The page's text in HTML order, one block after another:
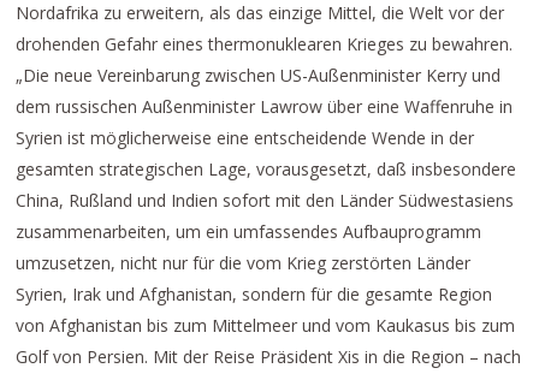
Nordafrika zu erweitern, als das einzige Mittel, die Welt vor der
drohenden Gefahr eines thermonuklearen Krieges zu bewahren.
„Die neue Vereinbarung zwischen US-Außenminister Kerry und
dem russischen Außenminister Lawrow über eine Waffenruhe in
Syrien ist möglicherweise eine entscheidende Wende in der
gesamten strategischen Lage, vorausgesetzt, daß insbesondere
China, Rußland und Indien sofort mit den Länder Südwestasiens
zusammenarbeiten, um ein umfassendes Aufbauprogramm
umzusetzen, nicht nur für die vom Krieg zerstörten Länder
Syrien, Irak und Afghanistan, sondern für die gesamte Region
von Afghanistan bis zum Mittelmeer und vom Kaukasus bis zum
Golf von Persien. Mit der Reise Präsident Xis in die Region – nach